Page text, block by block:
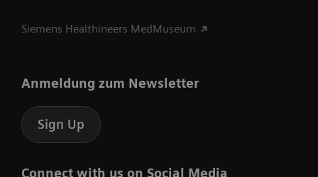
Siemens Healthineers MedMuseum
Anmeldung zum Newsletter
Sign Up
Connect with us on Social Media